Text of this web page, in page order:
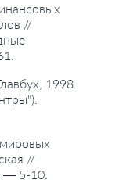
//
1998.
//
— 5-10.